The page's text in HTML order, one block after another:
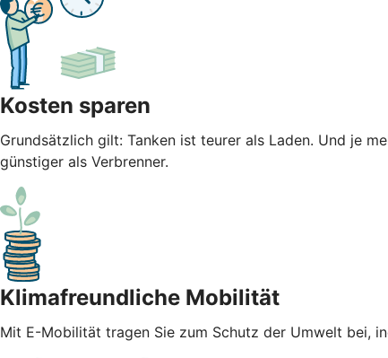
Kosten sparen
Grundsätzlich gilt: Tanken ist teurer als Laden. Und je
günstiger als Verbrenner.
Klimafreundliche Mobilität
Mit E-Mobilität tragen Sie zum Schutz der Umwelt bei,